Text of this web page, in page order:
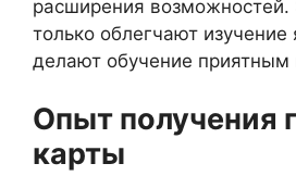
расширения возможностей.
только облегчают изучение
делают обучение
Опыт получения
карты